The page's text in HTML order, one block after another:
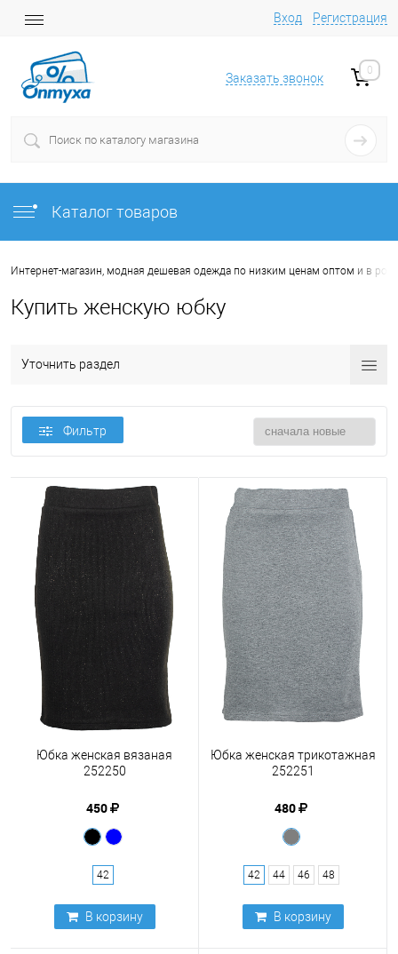
Вход Регистрация
Заказать звонок
0
Каталог товаров
Интернет-магазин, модная дешевая одежда по низким ценам оптом и в
Купить женскую юбку
Уточнить раздел
Фильтр
Юбка женская вязаная
252250
450
42
В корзину
Юбка женская трикотажная
252251
480
42 44 46 48
В корзину